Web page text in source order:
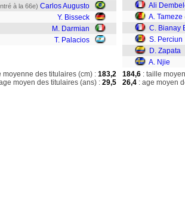
à la 66e) Carlos Augusto
Y. Bisseck
M. Darmian
T. Palacios
Ali
A. Tameze
C. Bianay
S. Perciun
D. Zapata
A. Njie
moyenne des titulaires (cm) : 183,2
moyen des titulaires (ans) : 29,5
184,6 : taille
26,4 : age moyen